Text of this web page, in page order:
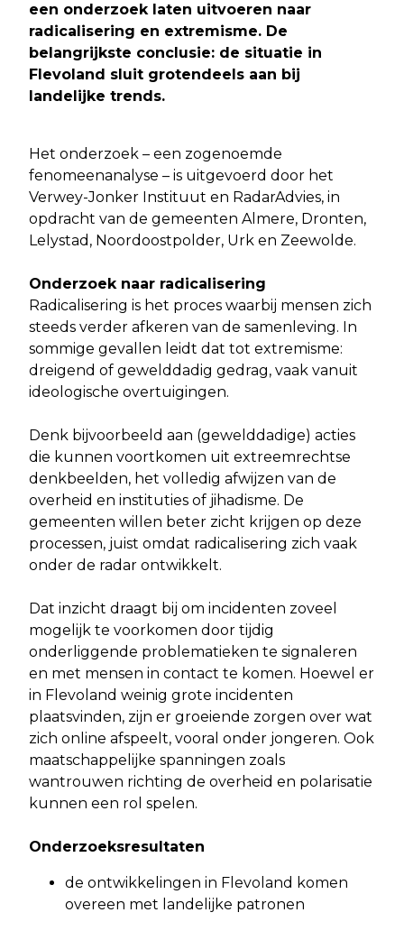
een onderzoek laten uitvoeren naar
radicalisering en extremisme. De
belangrijkste conclusie: de situatie in
Flevoland sluit grotendeels aan bij
landelijke trends.
Het onderzoek – een zogenoemde
fenomeenanalyse – is uitgevoerd door het
Verwey-Jonker Instituut en RadarAdvies, in
opdracht van de gemeenten Almere, Dronten,
Lelystad, Noordoostpolder, Urk en Zeewolde.
Onderzoek naar radicalisering
Radicalisering is het proces waarbij mensen zich
steeds verder afkeren van de samenleving. In
sommige gevallen leidt dat tot extremisme:
dreigend of gewelddadig gedrag, vaak vanuit
ideologische overtuigingen.
Denk bijvoorbeeld aan (gewelddadige) acties
die kunnen voortkomen uit extreemrechtse
denkbeelden, het volledig afwijzen van de
overheid en instituties of jihadisme. De
gemeenten willen beter zicht krijgen op deze
processen, juist omdat radicalisering zich vaak
onder de radar ontwikkelt.
Dat inzicht draagt bij om incidenten zoveel
mogelijk te voorkomen door tijdig
onderliggende problematieken te signaleren
en met mensen in contact te komen. Hoewel er
in Flevoland weinig grote incidenten
plaatsvinden, zijn er groeiende zorgen over wat
zich online afspeelt, vooral onder jongeren. Ook
maatschappelijke spanningen zoals
wantrouwen richting de overheid en polarisatie
kunnen een rol spelen.
Onderzoeksresultaten
de ontwikkelingen in Flevoland komen
overeen met landelijke patronen